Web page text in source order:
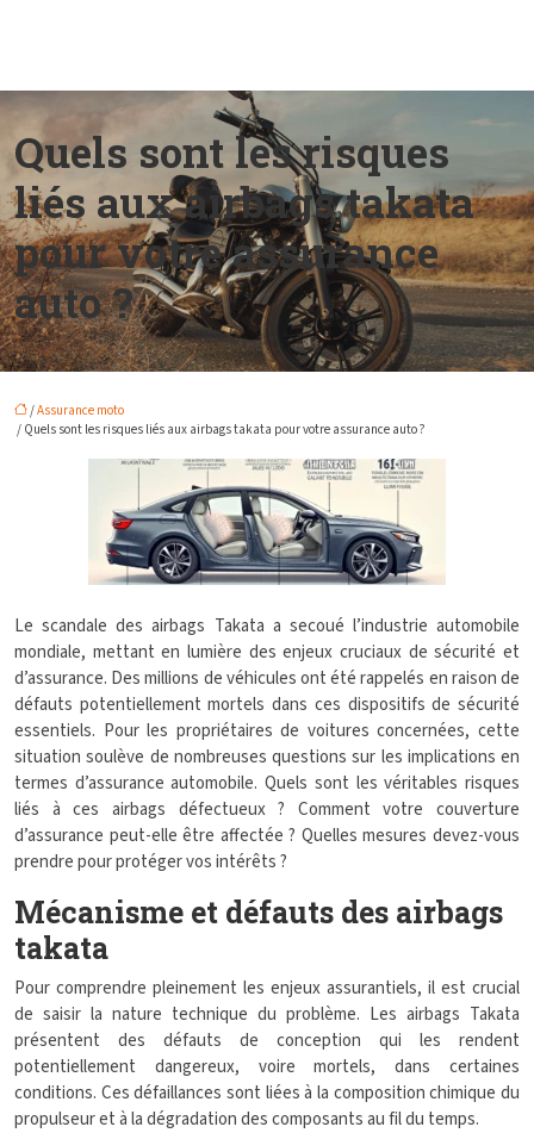
Quels sont les risques
liés aux airbags takata
pour votre assurance
auto ?
/Assurance moto
/ Quels sont les risques liés aux airbags takata pour votre assurance auto ?
Le scandale des airbags Takata a secoué l’industrie automobile
mondiale, mettant en lumière des enjeux cruciaux de sécurité et
d’assurance. Des millions de véhicules ont été rappelés en raison de
défauts potentiellement mortels dans ces dispositifs de sécurité
essentiels. Pour les propriétaires de voitures concernées, cette
situation soulève de nombreuses questions sur les implications en
termes d’assurance automobile. Quels sont les véritables risques
liés à ces airbags défectueux ? Comment votre couverture
d’assurance peut-elle être affectée ? Quelles mesures devez-vous
prendre pour protéger vos intérêts ?
Mécanisme et défauts des airbags
takata
Pour comprendre pleinement les enjeux assurantiels, il est crucial
de saisir la nature technique du problème. Les airbags Takata
présentent des défauts de conception qui les rendent
potentiellement dangereux, voire mortels, dans certaines
conditions. Ces défaillances sont liées à la composition chimique du
propulseur et à la dégradation des composants au fil du temps.